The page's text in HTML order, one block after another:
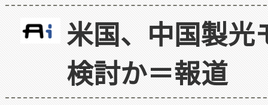
米国、中国製光
検討か＝報道